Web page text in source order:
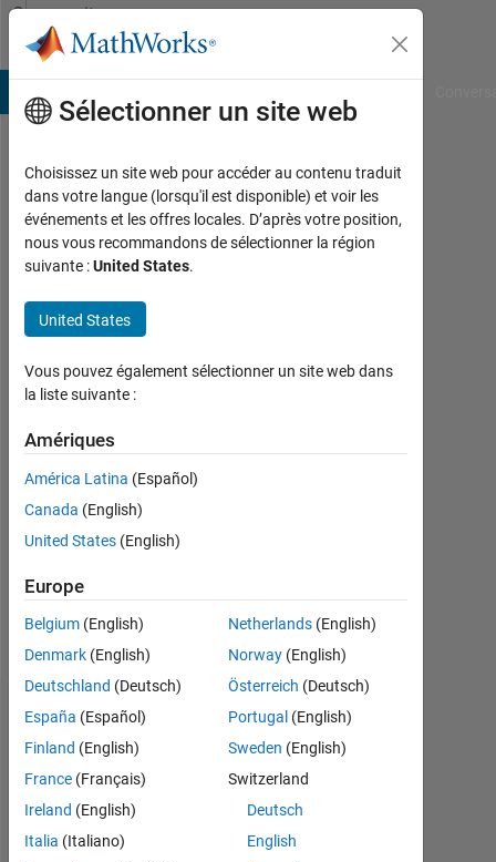
Passer au contenu
Community
Profile
Enrico
Last
seen:
presque
2 ans il
y a
Actif
depuis
0
Following:
Follow
Tableau de bord
MATLAB Answers
Sélectionner un site web
Choisissez un site web pour accéder au contenu traduit
dans votre langue (lorsqu'il est disponible) et voir les
événements et les offres locales. D’après votre position,
nous vous recommandons de sélectionner la région
suivante :United States.
United States
Vous pouvez également sélectionner un site web dans
la liste suivante :
Amériques
América Latina (Español)
Canada (English)
United States (English)
Europe
Belgium (English)
Denmark (English)
Deutschland (Deutsch)
España (Español)
Finland (English)
France (Français)
Ireland (English)
Italia (Italiano)
Netherlands(English)
Norway(English)
Österreich (Deutsch)
Portugal (English)
Sweden (English)
Switzerland
Deutsch
English